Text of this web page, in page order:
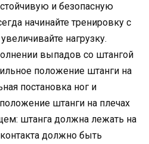
и безопасную
начинайте тренировку с
нагрузку.
выпадов со штангой
положение штанги на
постановка ног и
штанги на плечах
штанга должна лежать на
должно быть